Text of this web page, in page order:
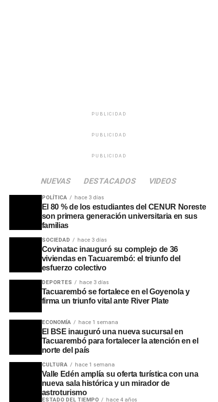
Asimismo, se recordaron las intervenciones que realizaba
en pleno apogeo de sus bailes multitudinarios, cuando
pausaba la música para brindar mensajes de
PUBLICIDAD
PUBLICIDAD
PUBLICIDAD
NUEVAS DESTACADOS VIDEOS
POLÍTICA hace 3 días
El 80 % de los estudiantes del CENUR Noreste
son primera generación universitaria en sus
familias
SOCIEDAD hace 3 días
Covinatac inauguró su complejo de 36
viviendas en Tacuarembó: el triunfo del
esfuerzo colectivo
DEPORTES hace 3 días
Tacuarembó se fortalece en el Goyenola y
firma un triunfo vital ante River Plate
ECONOMÍA hace 1 semana
El BSE inauguró una nueva sucursal en
Tacuarembó para fortalecer la atención en el
norte del país
CULTURA hace 1 semana
Valle Edén amplía su oferta turística con una
nueva sala histórica y un mirador de
astroturismo
ESTADO DEL TIEMPO hace 4 años